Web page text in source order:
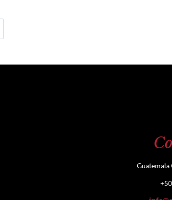
Guatemala